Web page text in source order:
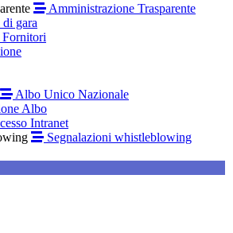
Amministrazione Trasparente
gara
Albo Unico Nazionale
Albo
Intranet
Segnalazioni whistleblowing